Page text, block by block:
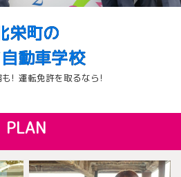
栄町の
動車学校
! 運転免許を取るなら!
PLAN